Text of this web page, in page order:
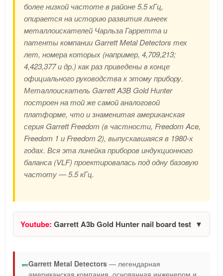
более низкой частоте в районе 5.5 кГц,
опирается на историю развития линеек
металлоискателей Чарльза Гарретта и
патенты компании Garrett Metal Detectors тех
лет, номера которых (например, 4,709,213;
4,423,377 и др.) как раз приведены в конце
официального руководства к этому прибору.
Металлоискатель Garrett A3B Gold Hunter
построен на той же самой аналоговой
платформе, что и знаменитая американская
серия Garrett Freedom (в частности, Freedom Ace,
Freedom 1 и Freedom 2), выпускавшаяся в 1980-х
годах. Вся эта линейка приборов индукционного
баланса (VLF) проектировалась под одну базовую
частоту — 5.5 кГц.
Youtube: Garrett A3b Gold Hunter nail board test
Garrett Metal Detectors — легендарная
американская компания, основанная инженером и